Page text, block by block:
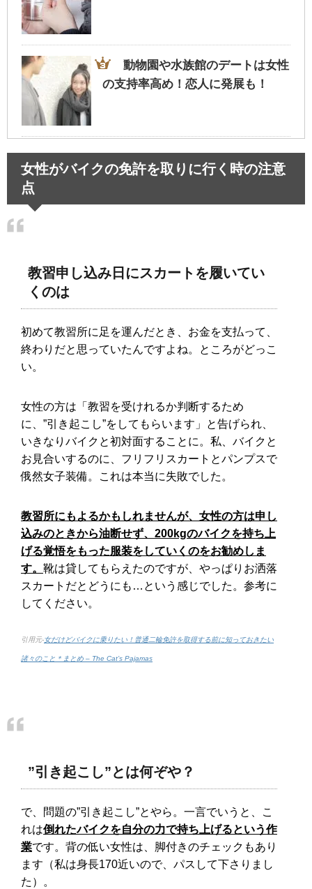
動物園や水族館のデートは女性
の支持率高め！恋人に発展も！
旦那が飲み会で連絡なし…イラ
イラせず過ごすための考え方とは
入れ方と自己流で行う危険性～
血液検査の結果は病院ですぐわか
る？血液検査のあれこれ！
女性がバイクの免許を取りに行く時の注意
点
教習申し込み日にスカートを履いてい
くのは
初めて教習所に足を運んだとき、お金を支払って、
終わりだと思っていたんですよね。ところがどっこ
い。
女性の方は「教習を受けれるか判断するため
に、”引き起こし”をしてもらいます」と告げられ、
いきなりバイクと初対面することに。私、バイクと
お見合いするのに、フリフリスカートとパンプスで
俄然女子装備。これは本当に失敗でした。
教習所にもよるかもしれませんが、女性の方は申し
込みのときから油断せず、200kgのバイクを持ち上
げる覚悟をもった服装をしていくのをお勧めしま
す。 靴は貸してもらえたのですが、やっぱりお洒落
スカートだとどうにも…という感じでした。参考に
してください。
引用元-女だけどバイクに乗りたい！普通二輪免許を取得する前に知っておきたい
諸々のこと＊まとめ – The Cat’s Pajamas
”引き起こし”とは何ぞや？
で、問題の”引き起こし”とやら。一言でいうと、こ
れは倒れたバイクを自分の力で持ち上げるという作
業です。背の低い女性は、脚付きのチェックもあり
ます（私は身長170近いので、パスして下さりまし
た）。